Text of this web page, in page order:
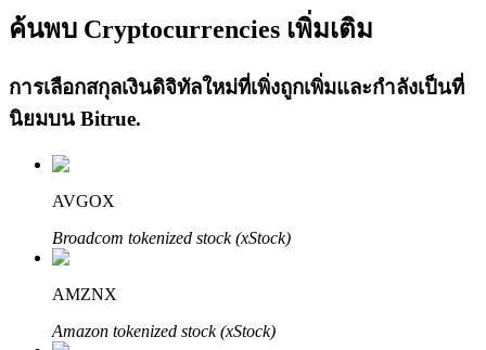
เรียนรู้ Staking
ค้นพบ Cryptocurrencies เพิ่มเติม
การเลือกสกุลเงินดิจิทัลใหม่ที่เพิ่งถูกเพิ่มและกำลังเป็นที่
นิยมบน Bitrue.
AVGOX
Broadcom tokenized stock (xStock)
AMZNX
Amazon tokenized stock (xStock)